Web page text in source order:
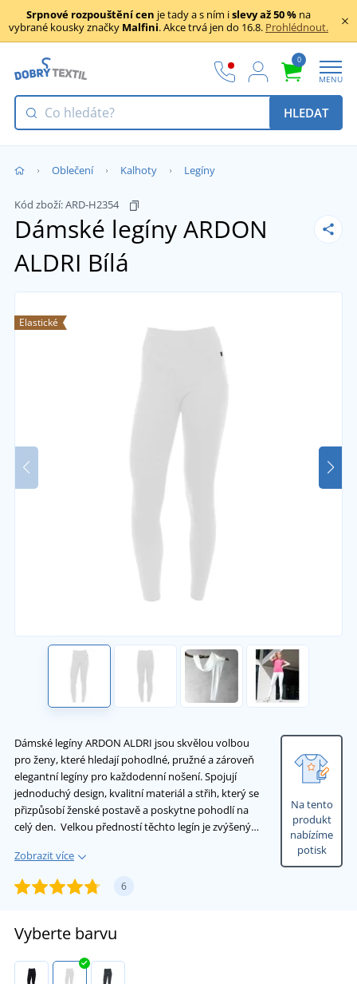
Srpnové rozpouštění cen je tady a s ním islevy až 50 % na
vybrané kousky značky Malfini. Akce trvá jen do 16.8. Prohlédnout.
0
MENU
HLEDAT
Oblečení Kalhoty Legíny
Kód zboží:ARD-H2354
Dámské legíny ARDON
ALDRI Bílá
Elastické
Dámské legíny ARDON ALDRI jsou skvělou volbou
pro ženy, které hledají pohodlné, pružné a zároveň
elegantní legíny pro každodenní nošení. Spojují
jednoduchý design, kvalitní materiál a střih, který se
přizpůsobí ženské postavě a poskytne pohodlí na
celý den. Velkou předností těchto legín je zvýšený…
Zobrazit více
6
Na tento
produkt
nabízíme
potisk
Vyberte barvu